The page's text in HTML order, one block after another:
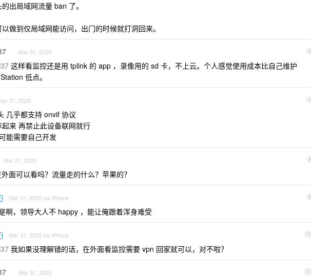
出局域网流量 ban 了。
做到仅局域网能访问，出门的时候就打洞回来。
6
Mar 31, 2025
这样看监控还是用 tplink 的 app ，录像用的 sd 卡，不上云。个人感觉使用成本比自己维护
低点。
7
31, 2025
几乎都支持 onvif 协议
来 再禁止此设备联网就行
能需要自己开发
8
Mar 31, 2025
面可以看吗？流量走的什么？苹果的？
9
Mar 31, 2025 via iPhone
啊，领导大人不 happy ，能让俺跟着浑身难受
10
Mar 31, 2025 via iPhone
我如果没理解错的话，在外面看监控需要 vpn 回家就可以，对不啦？
11
Mar 31, 2025